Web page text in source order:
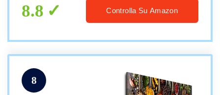
8.8 Controlla Su Amazon
8